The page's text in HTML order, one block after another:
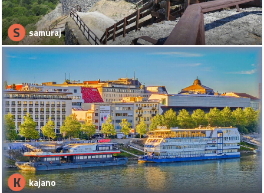
S samuraj
K kajano